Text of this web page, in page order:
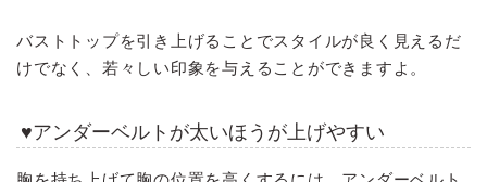
バストトップを引き上げることでスタイルが良く見えるだ
けでなく、若々しい印象を与えることができますよ。
♥アンダーベルトが太いほうが上げやすい